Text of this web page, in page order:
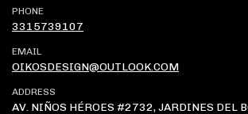
PHONE
3315739107
EMAIL
OIKOSDESIGN@OUTLOOK.COM
ADDRESS
AV. NIÑOS HÉROES #2732, JARDINES DEL